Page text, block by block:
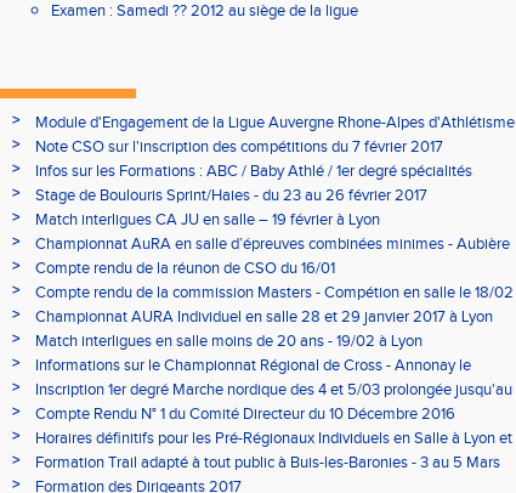
Examen : Samedi ?? 2012 au siège de la ligue
>
Module d'Engagement de la Ligue Auvergne Rhone-Alpes d'Athlétisme
>
Note CSO sur l'inscription des compétitions du 7 février 2017
>
Infos sur les Formations : ABC / Baby Athlé / 1er degré spécialités
>
Stage de Boulouris Sprint/Haies - du 23 au 26 février 2017
>
Match interligues CA JU en salle – 19 février à Lyon
>
Championnat AuRA en salle d’épreuves combinées minimes - Aubière
- le 12 février
>
Compte rendu de la réunon de CSO du 16/01
>
Compte rendu de la commission Masters - Compétion en salle le 18/02
à Bourgoin
>
Championnat AURA Individuel en salle 28 et 29 janvier 2017 à Lyon
>
Match interligues en salle moins de 20 ans - 19/02 à Lyon
>
Informations sur le Championnat Régional de Cross - Annonay le
05/02
>
Inscription 1er degré Marche nordique des 4 et 5/03 prolongée jusqu'au
03/02 (sous condition)
>
Compte Rendu N° 1 du Comité Directeur du 10 Décembre 2016
>
Horaires définitifs pour les Pré-Régionaux Individuels en Salle à Lyon et
Aubière
>
Formation Trail adapté à tout public à Buis-les-Baronies - 3 au 5 Mars
> Formation des Dirigeants 2017